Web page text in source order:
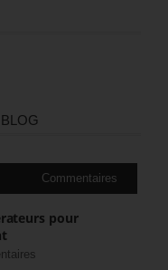
Commentaires
pour